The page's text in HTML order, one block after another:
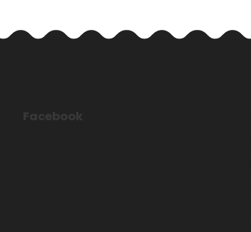
Facebook